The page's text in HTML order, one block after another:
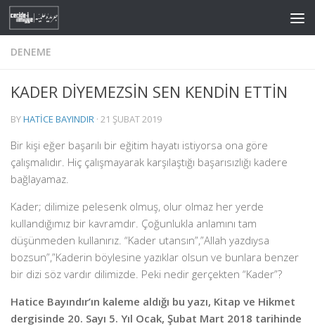
Skip to content
DENEME
KADER DİYEMEZSİN SEN KENDİN ETTİN
BYHATICE BAYINDIR · 21 ŞUBAT 2019
Bir kişi eğer başarılı bir eğitim hayatı istiyorsa ona göre
çalışmalıdır. Hiç çalışmayarak karşılaştığı başarısızlığı kadere
bağlayamaz.
Kader; dilimize pelesenk olmuş, olur olmaz her yerde
kullandığımız bir kavramdır. Çoğunlukla anlamını tam
düşünmeden kullanırız. “Kader utansın”,”Allah yazdıysa
bozsun”,”Kaderin böylesine yazıklar olsun ve bunlara benzer
bir dizi söz vardır dilimizde. Peki nedir gerçekten “Kader”?
Hatice Bayındır’ın kaleme aldığı bu yazı, Kitap ve Hikmet
dergisinde 20. Sayı 5. Yıl Ocak, Şubat Mart 2018 tarihinde